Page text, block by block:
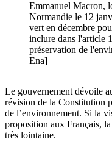
Emmanuel Macron,
Normandie le 12
vert en décembre
inclure dans l'article
préservation de
Ena]
Le gouvernement dévoile
révision de la Constitution
de l’environnement. Si la
proposition aux Français,
très lointaine.